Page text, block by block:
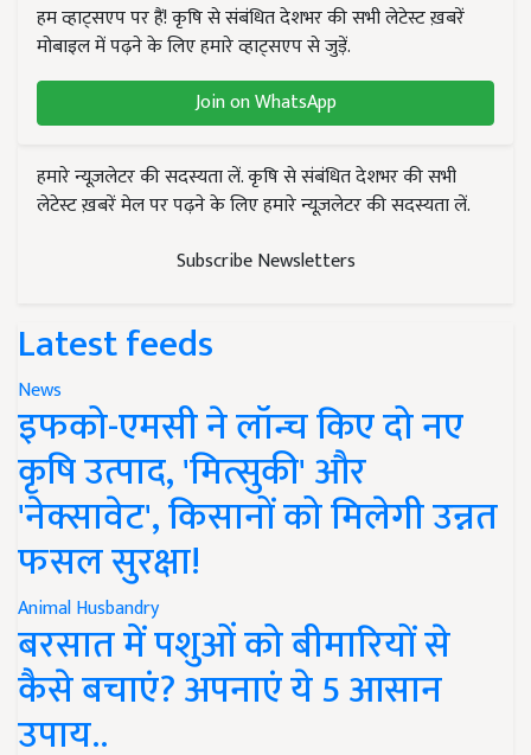
हम व्हाट्सएप पर हैं! कृषि से संबंधित देशभर की सभी लेटेस्ट ख़बरें
मोबाइल में पढ़ने के लिए हमारे व्हाट्सएप से जुड़ें.
Join on WhatsApp
हमारे न्यूज़लेटर की सदस्यता लें. कृषि से संबंधित देशभर की सभी
लेटेस्ट ख़बरें मेल पर पढ़ने के लिए हमारे न्यूज़लेटर की सदस्यता लें.
Subscribe Newsletters
Latest feeds
News
इफको-एमसी ने लॉन्च किए दो नए
कृषि उत्पाद, 'मित्सुकी' और
'नेक्सावेट', किसानों को मिलेगी उन्नत
फसल सुरक्षा!
Animal Husbandry
बरसात में पशुओं को बीमारियों से
कैसे बचाएं? अपनाएं ये 5 आसान
उपाय..